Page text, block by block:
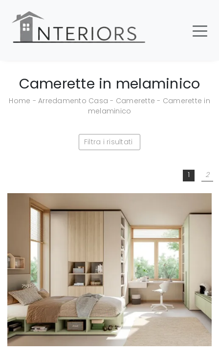
Camerette in melaminico
Home - Arredamento Casa - Camerette - Camerette in
melaminico
Filtra i risultati
1 2